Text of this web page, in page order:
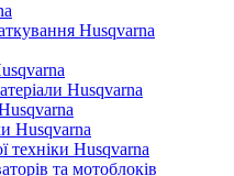
Husqvarna
Husqvarna
Husqvarna
техніки Husqvarna
та мотоблоків